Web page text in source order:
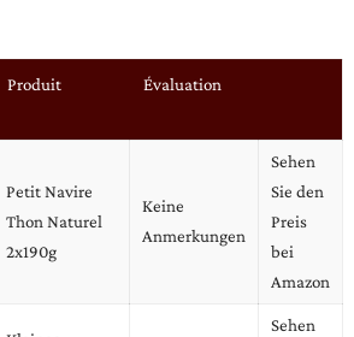
Produit Évaluation
Petit Navire
Thon Naturel
2x190g
Keine
Anmerkungen
Sehen
Sie den
Preis
bei
Amazon
Sehen